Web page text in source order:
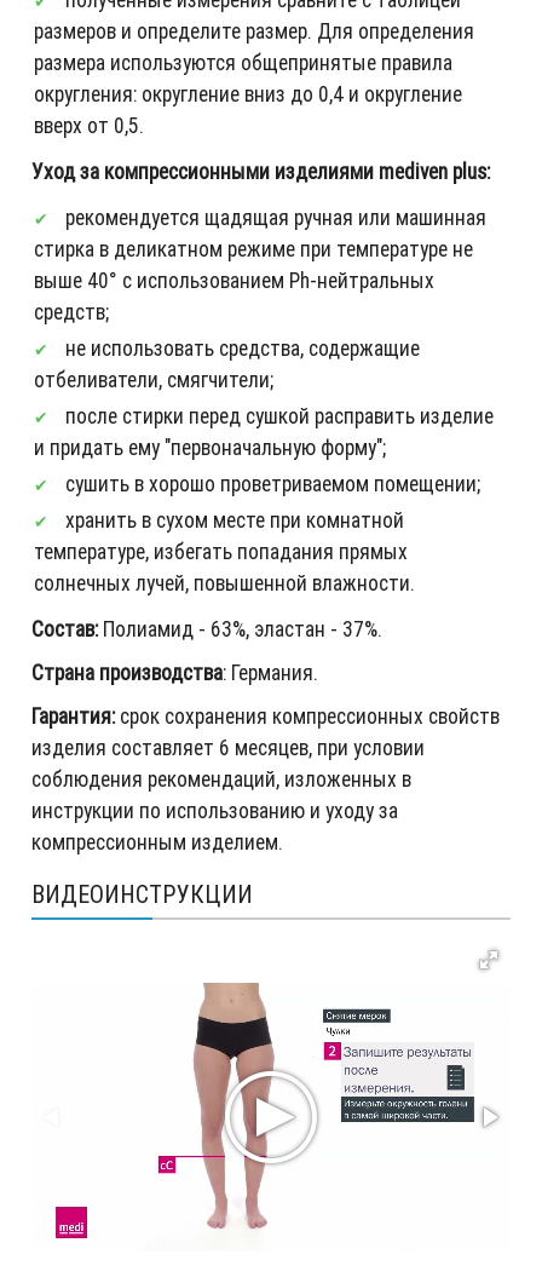
размеров и определите размер. Для определения
размера используются общепринятые правила
округления: округление вниз до 0,4 и округление
вверх от 0,5.
Уход за компрессионными изделиями mediven plus:
рекомендуется щадящая ручная или машинная
стирка в деликатном режиме при температуре не
выше 40° с использованием Ph-нейтральных
средств;
не использовать средства, содержащие
отбеливатели, смягчители;
после стирки перед сушкой расправить изделие
и придать ему "первоначальную форму";
сушить в хорошо проветриваемом помещении;
хранить в сухом месте при комнатной
температуре, избегать попадания прямых
солнечных лучей, повышенной влажности.
Состав:Полиамид - 63%, эластан - 37%.
Страна производства: Германия.
Гарантия:срок сохранения компрессионных свойств
изделия составляет 6 месяцев, при условии
соблюдения рекомендаций, изложенных в
инструкции по использованию и уходу за
компрессионным изделием.
ВИДЕОИНСТРУКЦИИ